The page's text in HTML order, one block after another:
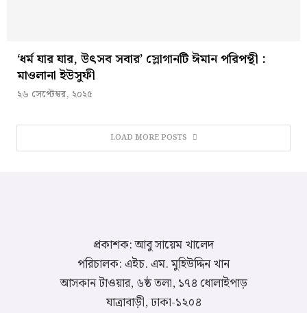
‘ধর্ম যার যার, উৎসব সবার’ স্লোগানটি ঈমান পরিপন্থী :
মাওলানা ইউসুফী
২৬ সেপ্টেম্বর, ২০২৫
LOAD MORE POSTS
প্রকাশক: আবু সায়েম খালেদ
পরিচালক: এইচ. এম. মুহিউদ্দিন খান
আসকান টাওয়ার, ৬ষ্ঠ তলা, ১৭৪ ধোলাইপাড়
যাত্রাবাড়ী, ঢাকা-১২০৪